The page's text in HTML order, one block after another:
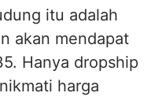
itu adalah
akan mendapat
Hanya dropship
harga